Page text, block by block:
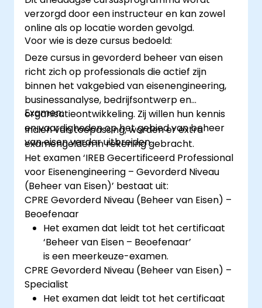
verzorgd door een instructeur en kan zowel
online als op locatie worden gevolgd.
Voor wie is deze cursus bedoeld:
Deze cursus in gevorderd beheer van eisen
richt zich op professionals die actief zijn
binnen het vakgebied van eisenengineering,
businessanalyse, bedrijfsontwerp en
organisatieontwikkeling. Zij willen hun kennis
en vaardigheden op het gebied van beheer
van eisen verder uitbreiden.
Examen:
Indien van toepassing, worden er extra
examengelden in rekening gebracht.
Het examen ‘IREB Gecertificeerd Professional
voor Eisenengineering – Gevorderd Niveau
(Beheer van Eisen)’ bestaat uit:
CPRE Gevorderd Niveau (Beheer van Eisen) –
Beoefenaar
Het examen dat leidt tot het certificaat
‘Beheer van Eisen – Beoefenaar’
is een meerkeuze-examen.
CPRE Gevorderd Niveau (Beheer van Eisen) –
Specialist
Het examen dat leidt tot het certificaat